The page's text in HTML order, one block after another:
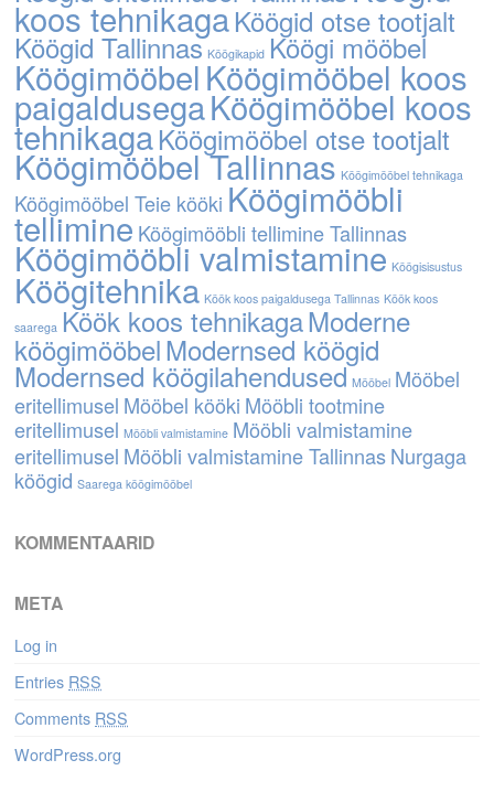
koos tehnikagaKöögid otse tootjalt
Köögid Tallinnas Köögikapid Köögi mööbel
KöögimööbelKöögimööbel koos
paigaldusegaKöögimööbel koos
tehnikagaKöögimööbel otse tootjalt
Köögimööbel Tallinnas Köögimööbel tehnikaga
Köögimööbel Teie kööki Köögimööbli
tellimine Köögimööbli tellimine Tallinnas
Köögimööbli valmistamine Köögisisustus
Köögitehnika Köök koos paigaldusega Tallinnas Köök koos
saarega Köök koos tehnikagaModerne
köögimööbelModernsed köögid
Modernsed köögilahendused Mööbel Mööbel
eritellimusel Mööbel kööki Mööbli tootmine
eritellimusel Mööbli valmistamine Mööbli valmistamine
eritellimusel Mööbli valmistamine TallinnasNurgaga
köögid Saarega köögimööbel
KOMMENTAARID
META
Log in
Entries RSS
Comments RSS
WordPress.org